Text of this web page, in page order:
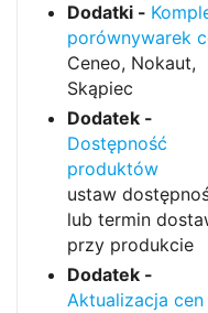
Dodatki -
porównywarek
Ceneo, Nokaut,
Skąpiec
Dodatek -
Dostępność
produktów
ustaw
lub termin
przy produkcie
Dodatek -
Aktualizacja